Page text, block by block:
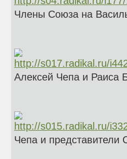
Члены Союза на
Алексей Чепа и Раиса
Чепа и представители